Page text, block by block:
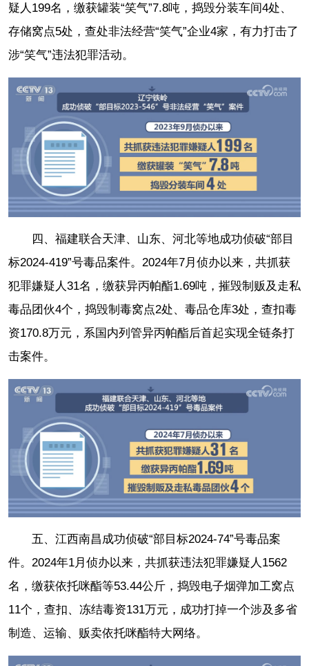
疑人199名，缴获罐装“笑气”7.8吨，捣毁分装车间4处、
存储窝点5处，查处非法经营“笑气”企业4家，有力打击了
涉“笑气”违法犯罪活动。
四、福建联合天津、山东、河北等地成功侦破“部目
标2024-419”号毒品案件。2024年7月侦办以来，共抓获
犯罪嫌疑人31名，缴获异丙帕酯1.69吨，摧毁制贩及走私
毒品团伙4个，捣毁制毒窝点2处、毒品仓库3处，查扣毒
资170.8万元，系国内列管异丙帕酯后首起实现全链条打
击案件。
五、江西南昌成功侦破“部目标2024-74”号毒品案
件。2024年1月侦办以来，共抓获违法犯罪嫌疑人1562
名，缴获依托咪酯等53.44公斤，捣毁电子烟弹加工窝点
11个，查扣、冻结毒资131万元，成功打掉一个涉及多省
制造、运输、贩卖依托咪酯特大网络。